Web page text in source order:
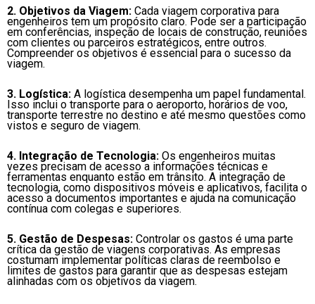
2. Objetivos da Viagem: Cada viagem corporativa para
engenheiros tem um propósito claro. Pode ser a participação
em conferências, inspeção de locais de construção, reuniões
com clientes ou parceiros estratégicos, entre outros.
Compreender os objetivos é essencial para o sucesso da
viagem.
3. Logística: A logística desempenha um papel fundamental.
Isso inclui o transporte para o aeroporto, horários de voo,
transporte terrestre no destino e até mesmo questões como
vistos e seguro de viagem.
4. Integração de Tecnologia: Os engenheiros muitas
vezes precisam de acesso a informações técnicas e
ferramentas enquanto estão em trânsito. A integração de
tecnologia, como dispositivos móveis e aplicativos, facilita o
acesso a documentos importantes e ajuda na comunicação
contínua com colegas e superiores.
5. Gestão de Despesas: Controlar os gastos é uma parte
crítica da gestão de viagens corporativas. As empresas
costumam implementar políticas claras de reembolso e
limites de gastos para garantir que as despesas estejam
alinhadas com os objetivos da viagem.